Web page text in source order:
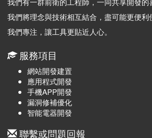
我們將理念與技術相互結合，盡可能更便利
我們專注，讓工具更貼近人心。
服務項目
網站開發建置
應用程式開發
手機APP開發
漏洞修補優化
智能電器開發
聯繫或問題回報